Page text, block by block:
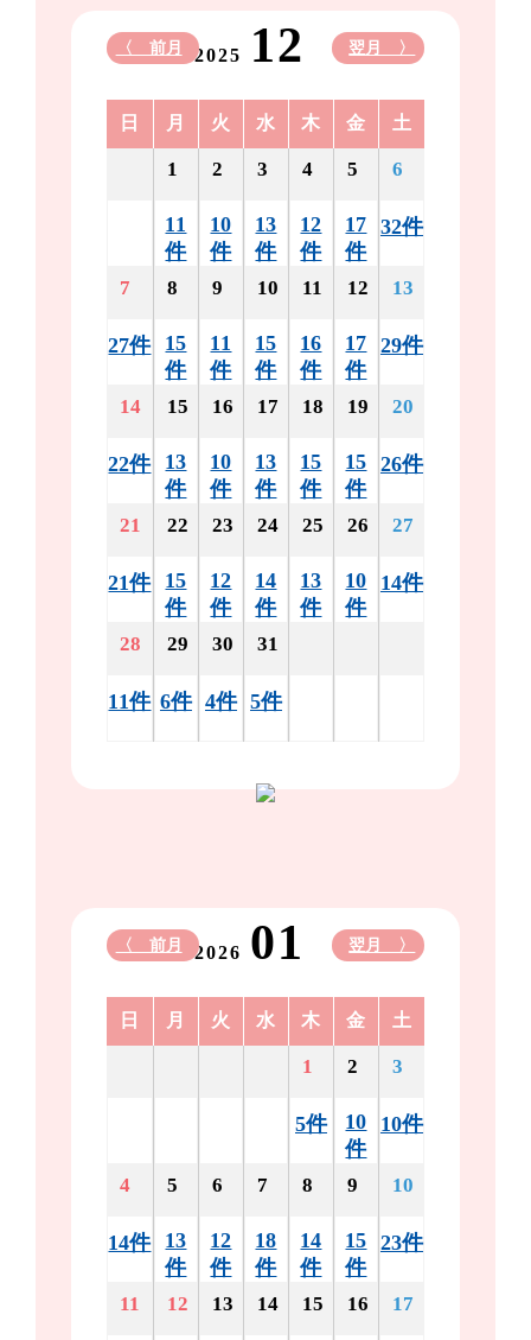
2025 12
〈 前月 翌月 〉
日 月 火 水 木 金 土
1
11
件
2
10
件
3
13
件
4
12
件
5
17
件
6
32件
7
27件
8
15
件
9
11
件
10
15
件
11
16
件
12
17
件
13
29件
14
22件
15
13
件
16
10
件
17
13
件
18
15
件
19
15
件
20
26件
21
21件
22
15
件
23
12
件
24
14
件
25
13
件
26
10
件
27
14件
28
11件
29
6件
30
4件
31
5件
2026 01
〈 前月 翌月 〉
日 月 火 水 木 金 土
1
5件
2
10
件
3
10件
4
14件
5
13
件
6
12
件
7
18
件
8
14
件
9
15
件
10
23件
11 12 13 14 15 16 17